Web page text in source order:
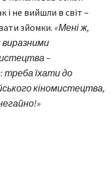
і не вийшли в світ –
зйомки. «Мені ж,
–
треба їхати до
кіномистецтва,